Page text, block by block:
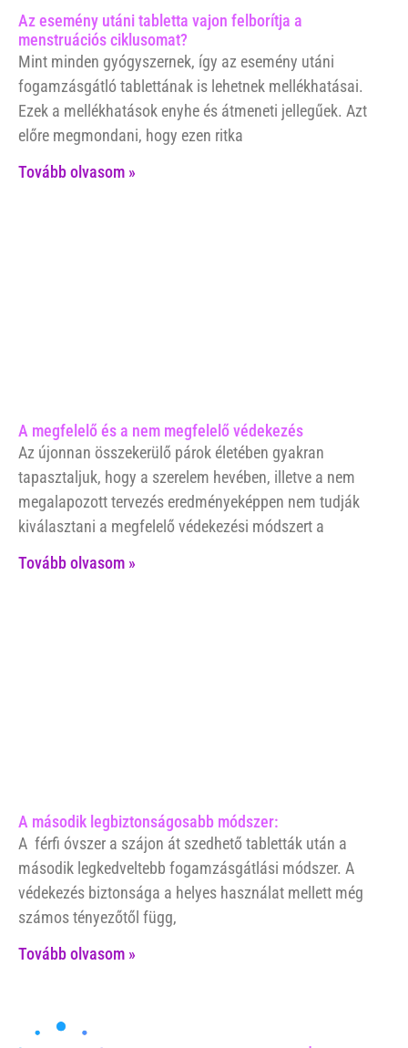
Az esemény utáni tabletta vajon felborítja a
menstruációs ciklusomat?
Mint minden gyógyszernek, így az esemény utáni
fogamzásgátló tablettának is lehetnek mellékhatásai.
Ezek a mellékhatások enyhe és átmeneti jellegűek. Azt
előre megmondani, hogy ezen ritka
Tovább olvasom »
A megfelelő és a nem megfelelő védekezés
Az újonnan összekerülő párok életében gyakran
tapasztaljuk, hogy a szerelem hevében, illetve a nem
megalapozott tervezés eredményeképpen nem tudják
kiválasztani a megfelelő védekezési módszert a
Tovább olvasom »
A második legbiztonságosabb módszer:
A férfi óvszer a szájon át szedhető tabletták után a
második legkedveltebb fogamzásgátlási módszer. A
védekezés biztonsága a helyes használat mellett még
számos tényezőtől függ,
Tovább olvasom »